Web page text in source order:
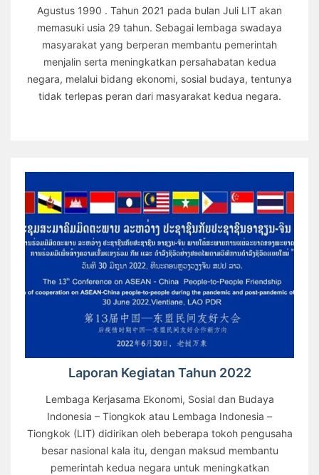
Agustus 1990 . Tahun 2021 pada bulan Juli LIT akan
memasuki usia 29 tahun. Sebagai lembaga swadaya
masyarakat yang berperan membantu pemerintah
menjalin serta meningkatkan persahabatan kedua
negara, melalui bidang ekonomi, sosial budaya, tentunya
tidak terlepas peran dari masyarakat kedua negara.
Laporan Kegiatan Tahun 2022
Lembaga Kerjasama Ekonomi, Sosial dan Budaya
Indonesia – Tiongkok atau Lembaga Indonesia –
Tiongkok (LIT) didirikan oleh beberapa tokoh pengusaha
besar nasional kala itu, dengan maksud membantu
pemerintah kedua negara untuk meningkatkan